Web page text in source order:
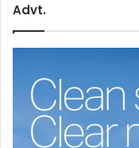
Advt.